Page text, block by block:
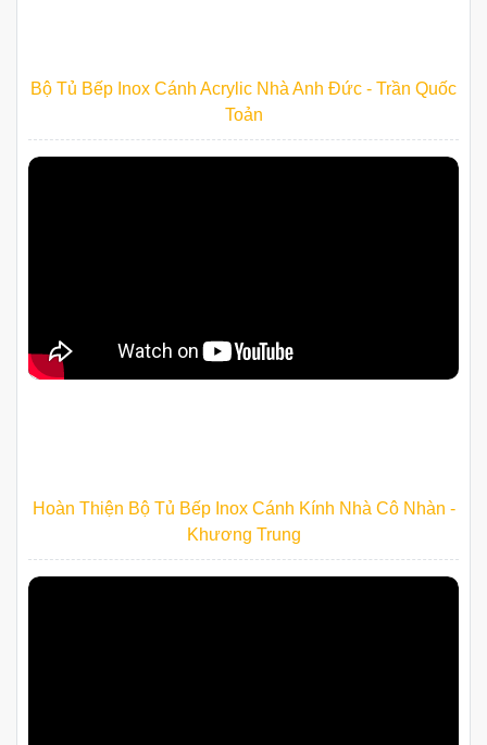
Bộ Tủ Bếp Inox Cánh Acrylic Nhà Anh Đức - Trần Quốc
Toản
Hoàn Thiện Bộ Tủ Bếp Inox Cánh Kính Nhà Cô Nhàn -
Khương Trung